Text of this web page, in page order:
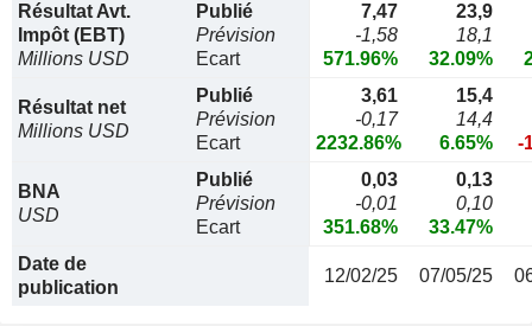
Résultat Avt.
Impôt (EBT)
Millions USD
Publié
Prévision
Ecart
7,47
-1,58
571.96%
23,9
18,1
32.09%
Résultat net
Millions USD
Publié
Prévision
Ecart
3,61
-0,17
2232.86%
15,4
14,4
6.65%
-
BNA
USD
Publié
Prévision
Ecart
0,03
-0,01
351.68%
0,13
0,10
33.47%
Date de
publication
12/02/25 07/05/25